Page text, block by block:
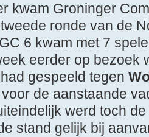
kwam Groninger
ronde van de
6 kwam met 7
eerder op bezoek
gespeeld tegen
de aanstaande
werd toch
stand gelijk bij